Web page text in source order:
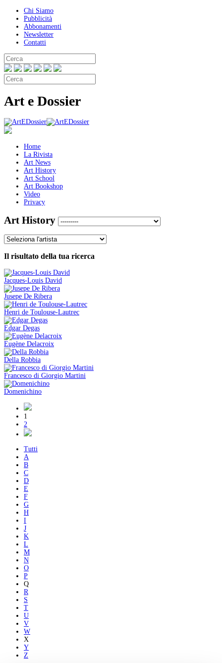
Chi Siamo
Pubblicità
Abbonamenti
Newsletter
Contatti
Art e Dossier
Home
La Rivista
Art News
Art History
Art School
Art Bookshop
Video
Privacy
Art History
Il risultato della tua ricerca
Jacques-Louis David
Jusepe De Ribera
Henri de Toulouse-Lautrec
Edgar Degas
Eugène Delacroix
Della Robbia
Francesco di Giorgio Martini
Domenichino
1
2
Tutti
A
B
C
D
E
F
G
H
I
J
K
L
M
N
O
P
Q
R
S
T
U
V
W
X
Y
Z